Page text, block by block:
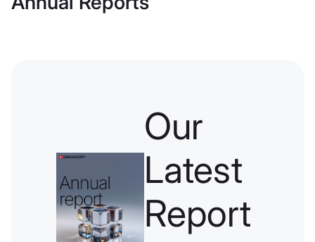
Our
Latest
Report